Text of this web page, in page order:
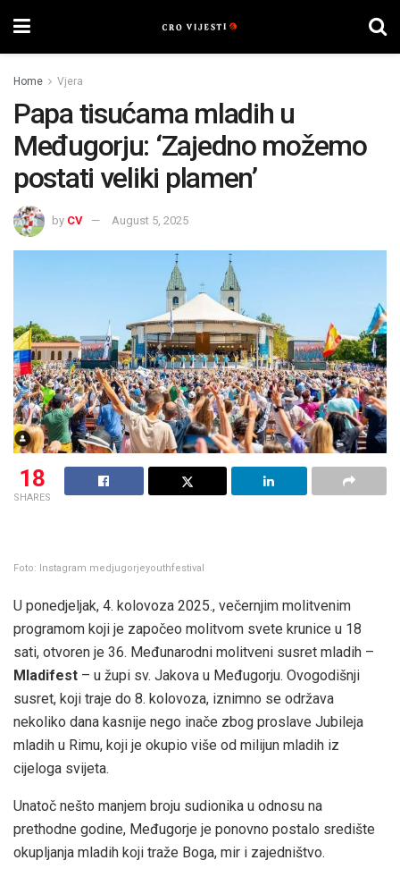
Home Vjera
Papa tisućama mladih u
Međugorju: ‘Zajedno možemo
postati veliki plamen’
by CV August 5, 2025
18
SHARES
Foto: Instagram medjugorjeyouthfestival
U ponedjeljak, 4. kolovoza 2025., večernjim molitvenim
programom koji je započeo molitvom svete krunice u 18
sati, otvoren je 36. Međunarodni molitveni susret mladih –
Mladifest – u župi sv. Jakova u Međugorju. Ovogodišnji
susret, koji traje do 8. kolovoza, iznimno se održava
nekoliko dana kasnije nego inače zbog proslave Jubileja
mladih u Rimu, koji je okupio više od milijun mladih iz
cijeloga svijeta.
Unatoč nešto manjem broju sudionika u odnosu na
prethodne godine, Međugorje je ponovno postalo središte
okupljanja mladih koji traže Boga, mir i zajedništvo.